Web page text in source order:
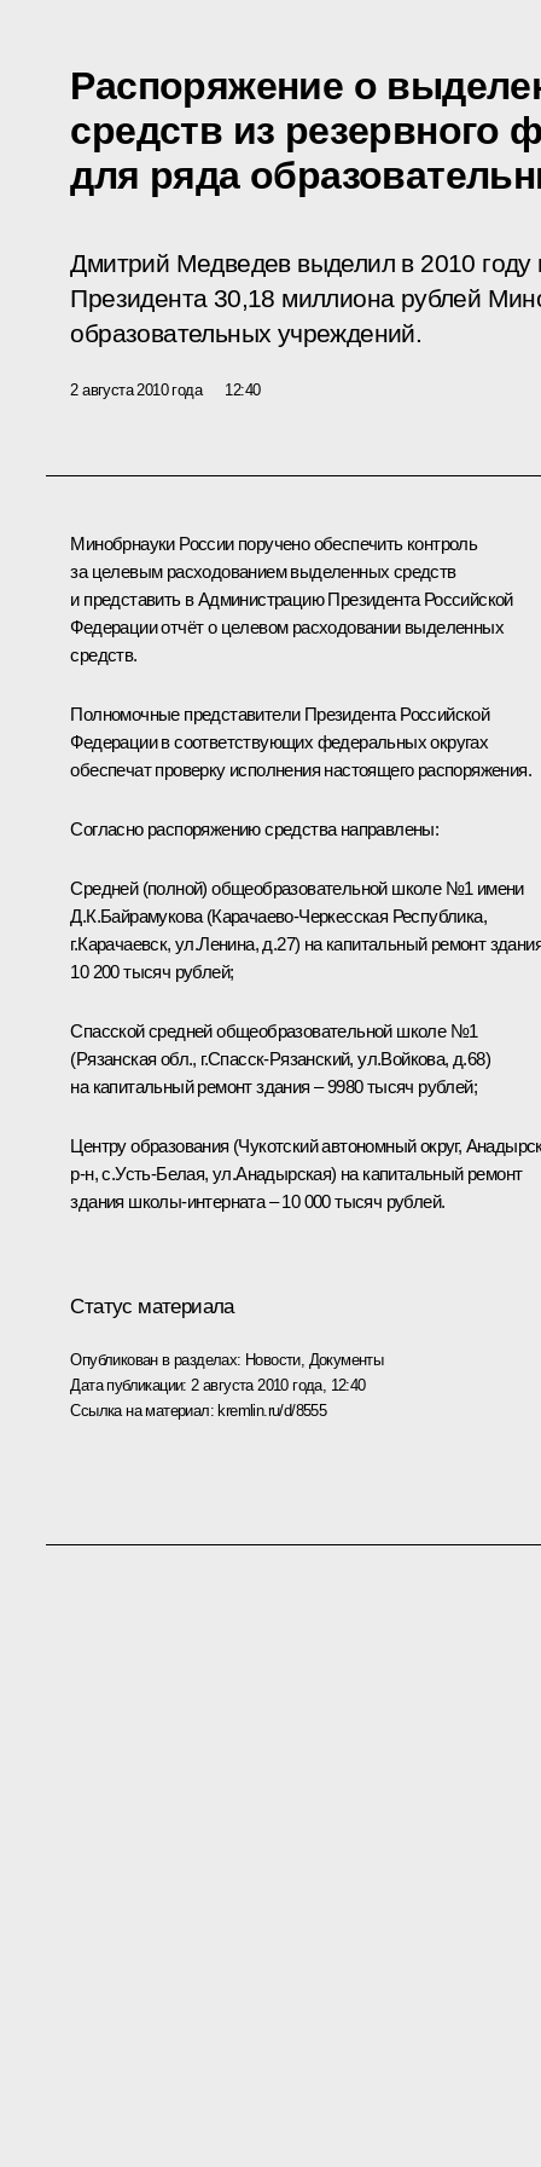
Распоряжение о
средств из резервного
для ряда
Дмитрий Медведев выделил в 2010 году
Президента 30,18 миллиона рублей
образовательных учреждений.
2 августа 2010 года 12:40
Минобрнауки России поручено обеспечить контроль
за целевым расходованием выделенных средств
и представить в Администрацию Президента Российской
Федерации отчёт о целевом расходовании выделенных
средств.
Полномочные представители Президента Российской
Федерации в соответствующих федеральных округах
обеспечат проверку исполнения настоящего распоряжения.
Согласно распоряжению средства направлены:
Средней (полной) общеобразо­вательной школе №1 имени
Д.К.Байрамукова (Карачаево-Черкесская Республика,
г.Карачаевск, ул.Ленина, д.27) на капитальный ремонт
10 200 тысяч рублей;
Спасской средней общеобразо­вательной школе №1
(Рязанская обл., г.Спасск-Рязанский, ул.Войкова, д.68)
на капитальный ремонт здания – 9980 тысяч рублей;
Центру образования (Чукотский автономный округ,
р-н, с.Усть-Белая, ул.Анадырская) на капитальный ремонт
здания школы-интерната – 10 000 тысяч рублей.
Статус материала
Опубликован в разделах: Новости, Документы
Дата публикации: 2 августа 2010 года, 12:40
Ссылка на материал: kremlin.ru/d/8555